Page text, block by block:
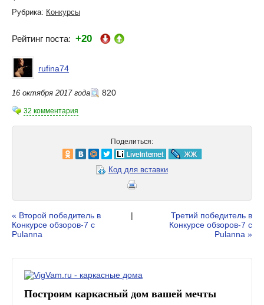
Рубрика: Конкурсы
Рейтинг поста: +20
rufina74
16 октября 2017 года 820
32 комментария
Поделиться:
Код для вставки
« Второй победитель в
Конкурсе обзоров-7 с
Pulanna
|
Третий победитель в
Конкурсе обзоров-7 с
Pulanna »
Построим каркасный дом вашей мечты